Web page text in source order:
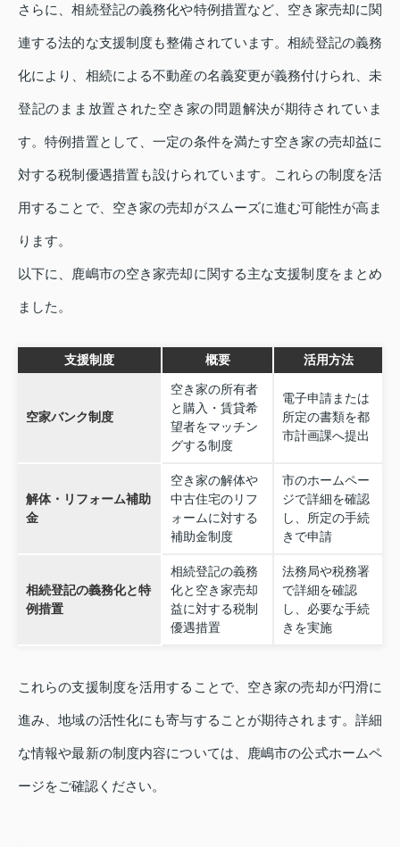
さらに、相続登記の義務化や特例措置など、空き家売却に関
連する法的な支援制度も整備されています。相続登記の義務
化により、相続による不動産の名義変更が義務付けられ、未
登記のまま放置された空き家の問題解決が期待されていま
す。特例措置として、一定の条件を満たす空き家の売却益に
対する税制優遇措置も設けられています。これらの制度を活
用することで、空き家の売却がスムーズに進む可能性が高ま
ります。
以下に、鹿嶋市の空き家売却に関する主な支援制度をまとめ
ました。
支援制度 概要 活用方法
空家バンク制度
空き家の所有者
と購入・賃貸希
望者をマッチン
グする制度
電子申請または
所定の書類を都
市計画課へ提出
解体・リフォーム補助
金
空き家の解体や
中古住宅のリフ
ォームに対する
補助金制度
市のホームペー
ジで詳細を確認
し、所定の手続
きで申請
相続登記の義務化と特
例措置
相続登記の義務
化と空き家売却
益に対する税制
優遇措置
法務局や税務署
で詳細を確認
し、必要な手続
きを実施
これらの支援制度を活用することで、空き家の売却が円滑に
進み、地域の活性化にも寄与することが期待されます。詳細
な情報や最新の制度内容については、鹿嶋市の公式ホームペ
ージをご確認ください。